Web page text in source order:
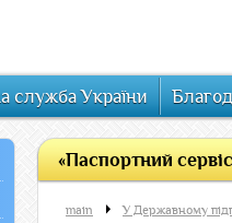
служба України
«Паспортний
main
У Державному